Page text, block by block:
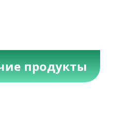
продукты